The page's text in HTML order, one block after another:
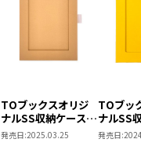
TOブックスオリジ
ナルSS収納ケース
（ベージュ）
発売日:2025.03.25
TOブッ
ナルSS
（
発売日: